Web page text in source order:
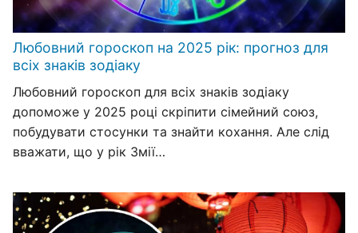
Любовний гороскоп на 2025 рік: прогноз для
всіх знаків зодіаку
Любовний гороскоп для всіх знаків зодіаку
допоможе у 2025 році скріпити сімейний союз,
побудувати стосунки та знайти кохання. Але слід
вважати, що у рік Змії…